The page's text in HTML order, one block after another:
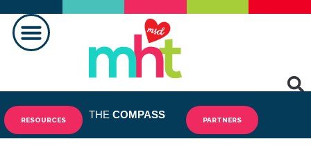
RESOURCES THE COMPASS PARTNERS